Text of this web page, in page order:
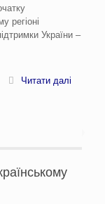
регіоні
України –
Читати далі